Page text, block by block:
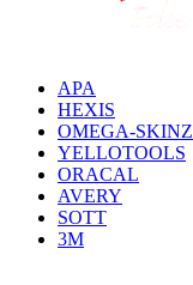
APA
HEXIS
OMEGA-SKINZ
YELLOTOOLS
ORACAL
AVERY
SOTT
3M